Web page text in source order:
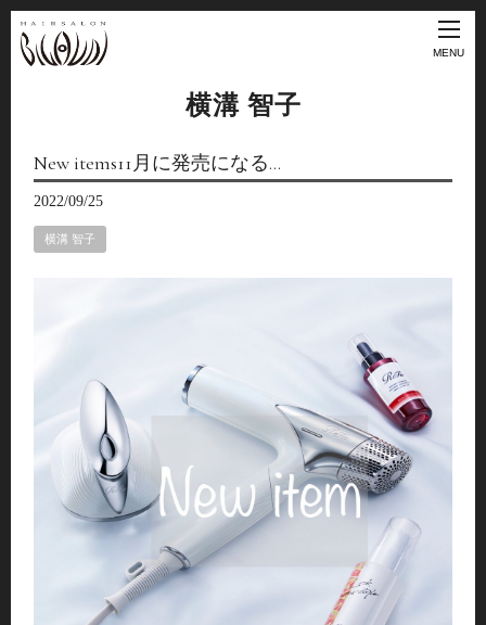
MENU
横溝 智子
New items11月に発売になる…
2022/09/25
横溝 智子